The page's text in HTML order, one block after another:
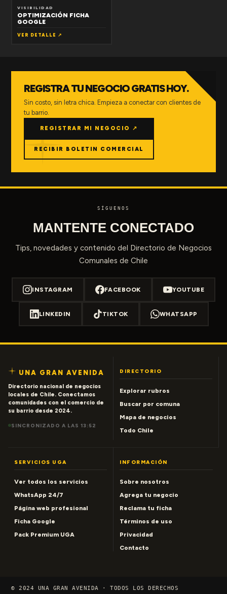
VISIBILIDAD
OPTIMIZACIÓN FICHA
GOOGLE
VER DETALLE ↗
REGISTRA TU NEGOCIO GRATIS HOY.
Sin costo, sin letra chica. Empieza a conectar con clientes de
tu barrio.
REGISTRAR MI NEGOCIO ↗
RECIBIR BOLETIN COMERCIAL
SÍGUENOS
MANTENTE CONECTADO
Tips, novedades y contenido del Directorio de Negocios
Comunales de Chile
INSTAGRAM FACEBOOK YOUTUBE
LINKEDIN TIKTOK WHATSAPP
UNA GRAN AVENIDA
Directorio nacional de negocios
locales de Chile. Conectamos
comunidades con el comercio de
su barrio desde 2024.
SINCRONIZADO A LAS 13:52
DIRECTORIO
Explorar rubros
Buscar por comuna
Mapa de negocios
Todo Chile
SERVICIOS UGA
Ver todos los servicios
WhatsApp 24/7
Página web profesional
Ficha Google
Pack Premium UGA
INFORMACIÓN
Sobre nosotros
Agrega tu negocio
Reclama tu ficha
Términos de uso
Privacidad
Contacto
© 2024 UNA GRAN AVENIDA · TODOS LOS DERECHOS